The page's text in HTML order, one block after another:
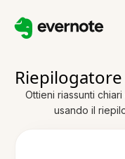
Ottieni riassunti
usando il